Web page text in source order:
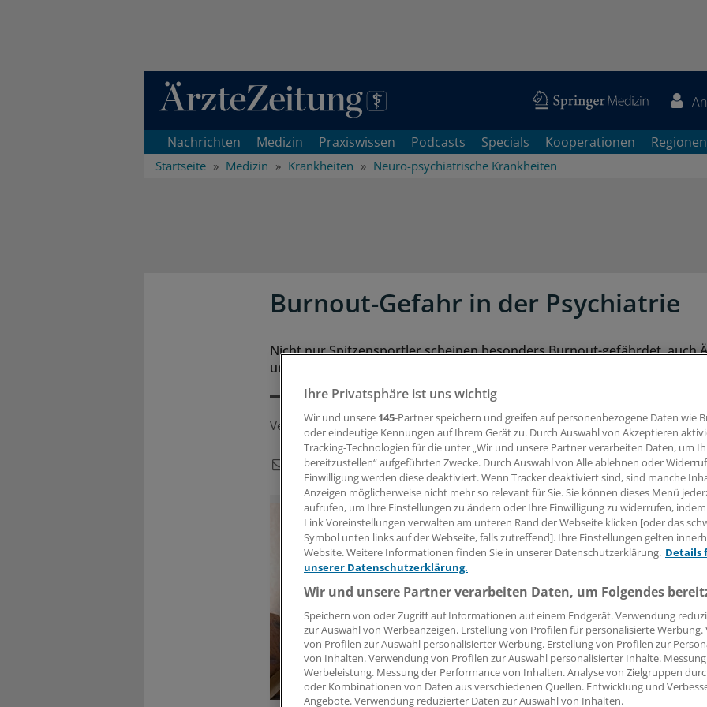
Direkt zum Inhaltsbereich
Nachrichten Medizin Praxiswissen Podcasts Specials Kooperationen Regionen
Startseite Medizin Krankheiten Neuro-psychiatrische Krankheiten
Burnout-Gefahr in der Psychiatrie
Nicht nur Spitzensportler scheinen besonders Burnout-gefährdet, auch
und Therapeuten, die in psychiatrischen Kliniken arbeiten.
Veröffentlicht:30.11.2011, 12:10 Uhr
BERLIN(mut). Als sinnlos
Tätigkeiten, geringe
Fremdbestimmung und
moderne Arbeitswelt liefert
ausgebrannten Menschen.
treffen auch auf Beschäftigte
Psychiatrie zu.
Ihre Privatsphäre ist uns wichtig
Wir und unsere 145-Partner speichern und greifen auf personenbezogene Daten wie
oder eindeutige Kennungen auf Ihrem Gerät zu. Durch Auswahl von Akzeptieren
Tracking-Technologien für die unter „Wir und unsere Partner verarbeiten Daten, um
bereitzustellen“ aufgeführten Zwecke. Durch Auswahl von Alle ablehnen oder
Einwilligung werden diese deaktiviert. Wenn Tracker deaktiviert sind, sind manche
Anzeigen möglicherweise nicht mehr so relevant für Sie. Sie können dieses Menü
aufrufen, um Ihre Einstellungen zu ändern oder Ihre Einwilligung zu widerrufen, indem
Link Voreinstellungen verwalten am unteren Rand der Webseite klicken [oder das
Symbol unten links auf der Webseite, falls zutreffend]. Ihre Einstellungen gelten
Website. Weitere Informationen finden Sie in unserer Datenschutzerklärung. Details
unserer Datenschutzerklärung.
Wir und unsere Partner verarbeiten Daten, um Folgendes
Speichern von oder Zugriff auf Informationen auf einem Endgerät. Verwendung
zur Auswahl von Werbeanzeigen. Erstellung von Profilen für personalisierte
von Profilen zur Auswahl personalisierter Werbung. Erstellung von Profilen zur
von Inhalten. Verwendung von Profilen zur Auswahl personalisierter Inhalte.
Werbeleistung. Messung der Performance von Inhalten. Analyse von Zielgruppen
oder Kombinationen von Daten aus verschiedenen Quellen. Entwicklung und
Angebote. Verwendung reduzierter Daten zur Auswahl von Inhalten.